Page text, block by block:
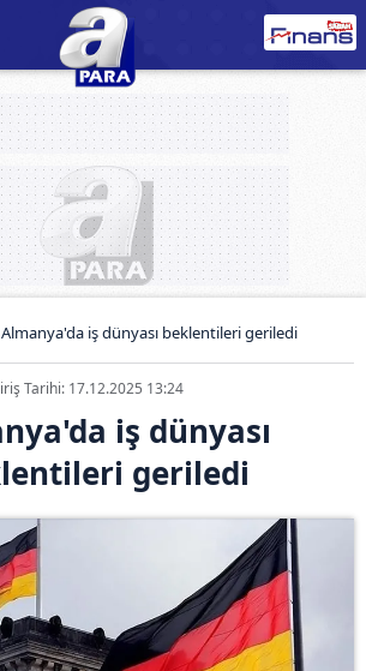
Almanya'da iş dünyası beklentileri geriledi
Tarihi: 17.12.2025 13:24
iş dünyası
geriledi